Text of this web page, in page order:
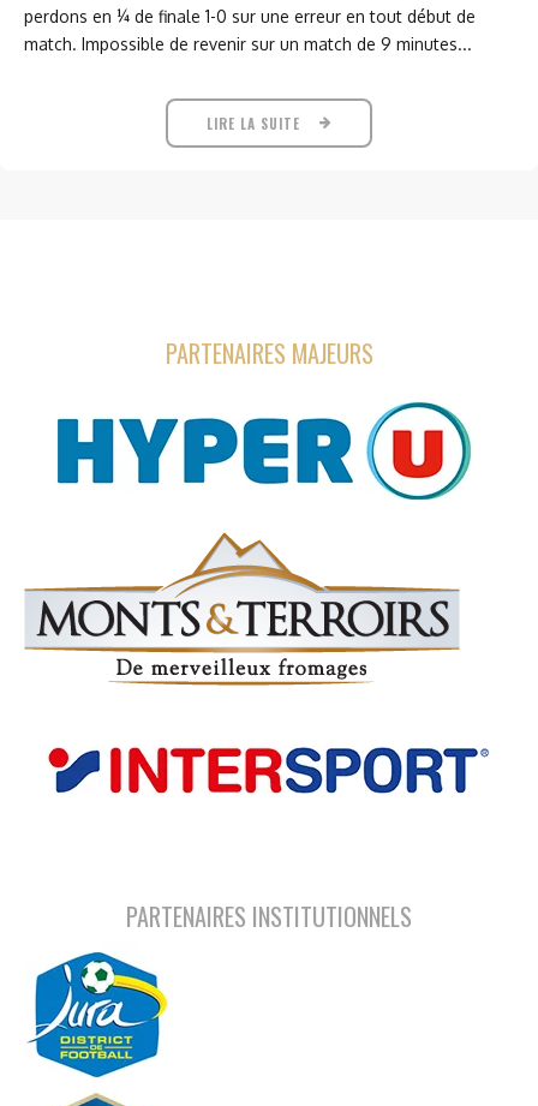
perdons en ¼ de finale 1-0 sur une erreur en tout début de
match. Impossible de revenir sur un match de 9 minutes...
LIRE LA SUITE
PARTENAIRES MAJEURS
PARTENAIRES INSTITUTIONNELS